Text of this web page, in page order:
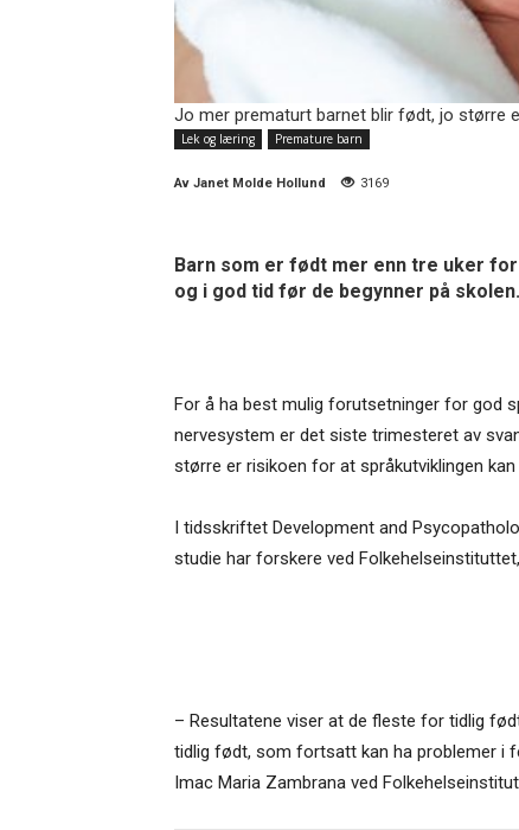
Jo mer prematurt barnet blir født, jo større
Lek og læring Premature barn
Av Janet Molde Hollund 3169
Barn som er født mer enn tre uker
og i god tid før de begynner på
For å ha best mulig forutsetninger for god
nervesystem er det siste trimesteret av
større er risikoen for at språkutviklingen
I tidsskriftet Development and
studie har forskere ved
– Resultatene viser at de fleste for tidlig
tidlig født, som fortsatt kan ha problemer i
Imac Maria Zambrana ved